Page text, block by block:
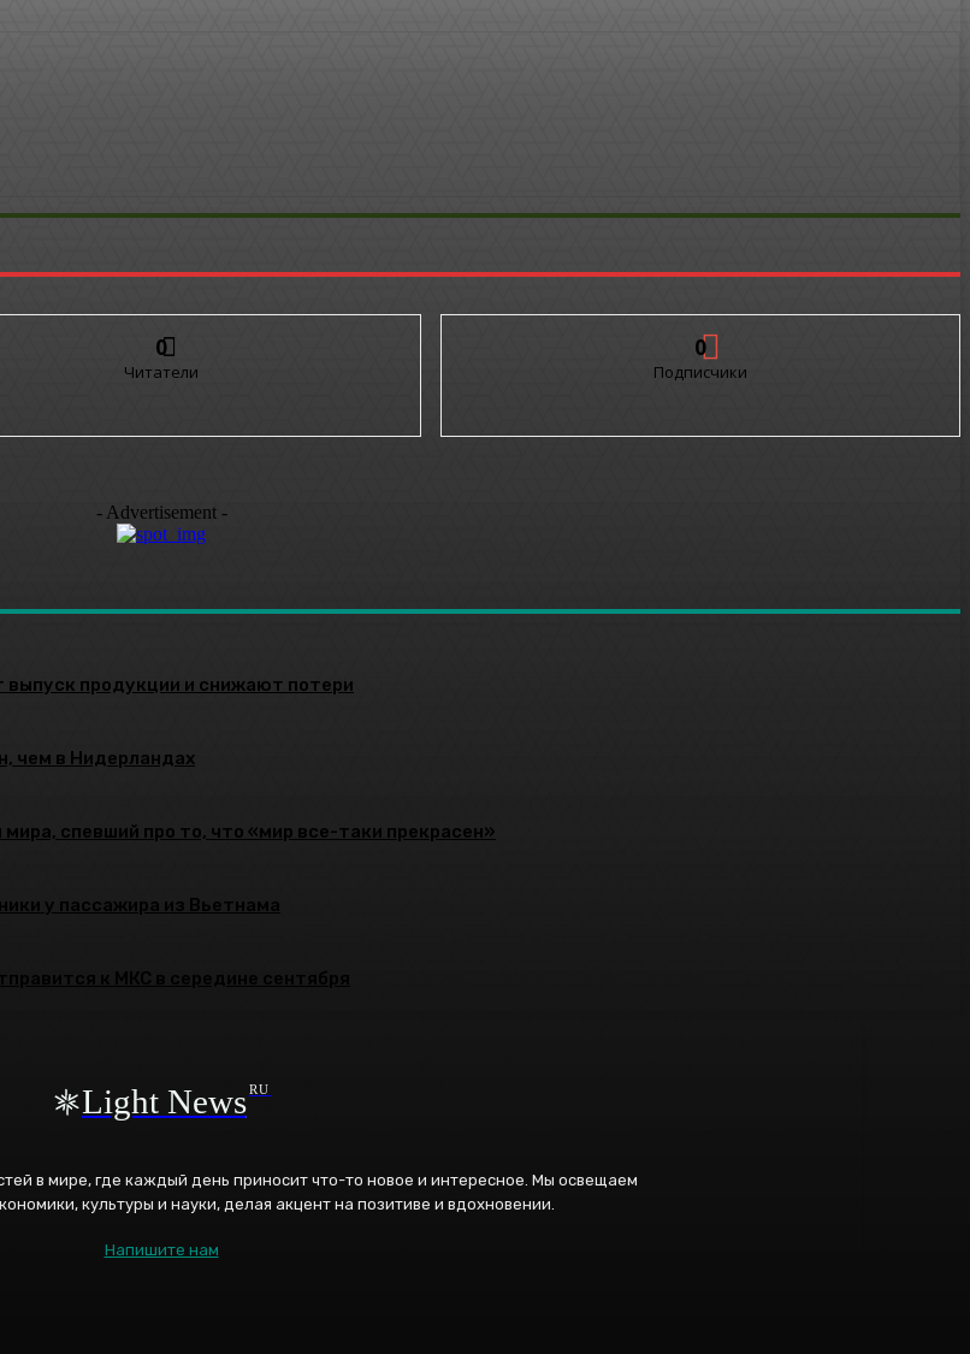
0
Читатели
0
Подписчики
- Advertisement -
продукции и снижают потери
чем в Нидерландах
спевший про то, что «мир все-таки прекрасен»
у пассажира из Вьетнама
Light NewsRU
в мире, где каждый день приносит что-то новое и интересное. Мы освещаем
культуры и науки, делая акцент на позитиве и вдохновении.
Напишите нам